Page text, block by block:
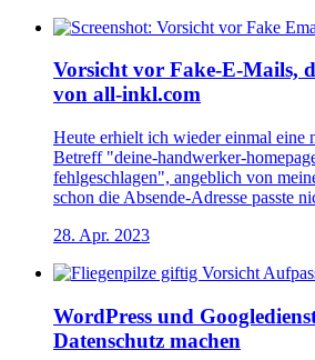
Vorsicht vor Fake-E-Mails,
von all-inkl.com
Heute erhielt ich wieder einmal eine
Betreff "deine-handwerker-
fehlgeschlagen", angeblich von
schon die Absende-Adresse passte
28. Apr. 2023
WordPress und
Datenschutz machen